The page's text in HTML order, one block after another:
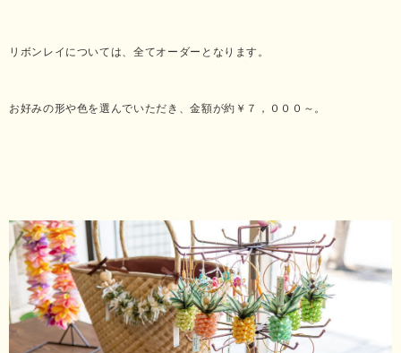
リボンレイについては、全てオーダーとなります。
お好みの形や色を選んでいただき、金額が約￥７，０００～。